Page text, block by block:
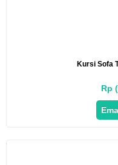
Kursi Sofa
Rp